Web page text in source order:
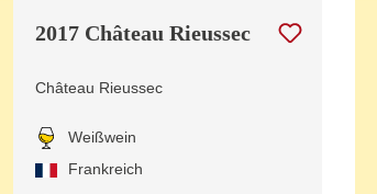
2017 Château Rieussec
Château Rieussec
Weißwein
Frankreich